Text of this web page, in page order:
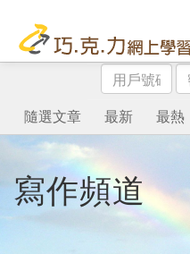
用
戶
號
碼
密
碼
隨選文章
最新 最熱
寫作頻道